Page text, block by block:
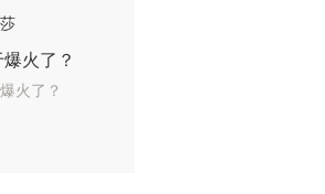
火了？
火了？